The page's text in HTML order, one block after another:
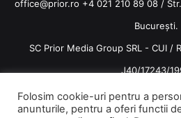
office@prior.ro +4 021 210 89 08 /
București.
SC Prior Media Group SRL - CUI /
J40/17243/
Termeni și condiții/ Politica
Terms and
Folosim cookie-uri pentru a
anunturile, pentru a oferi functii